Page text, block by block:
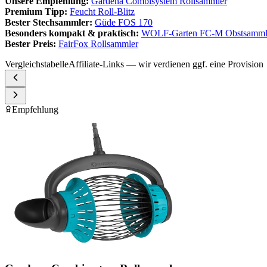
Premium Tipp: Feucht Roll-Blitz
Bester Stechsammler: Güde FOS 170
Besonders kompakt & praktisch: WOLF-Garten FC-M
Bester Preis: FairFox Rollsammler
VergleichstabelleAffiliate-Links — wir verdienen ggf. eine Provision
Empfehlung